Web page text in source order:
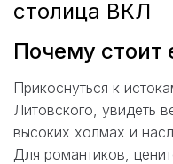
столица ВКЛ
Почему стоит
Прикоснуться к
Литовского, увидеть
высоких холмах и
Для романтиков,